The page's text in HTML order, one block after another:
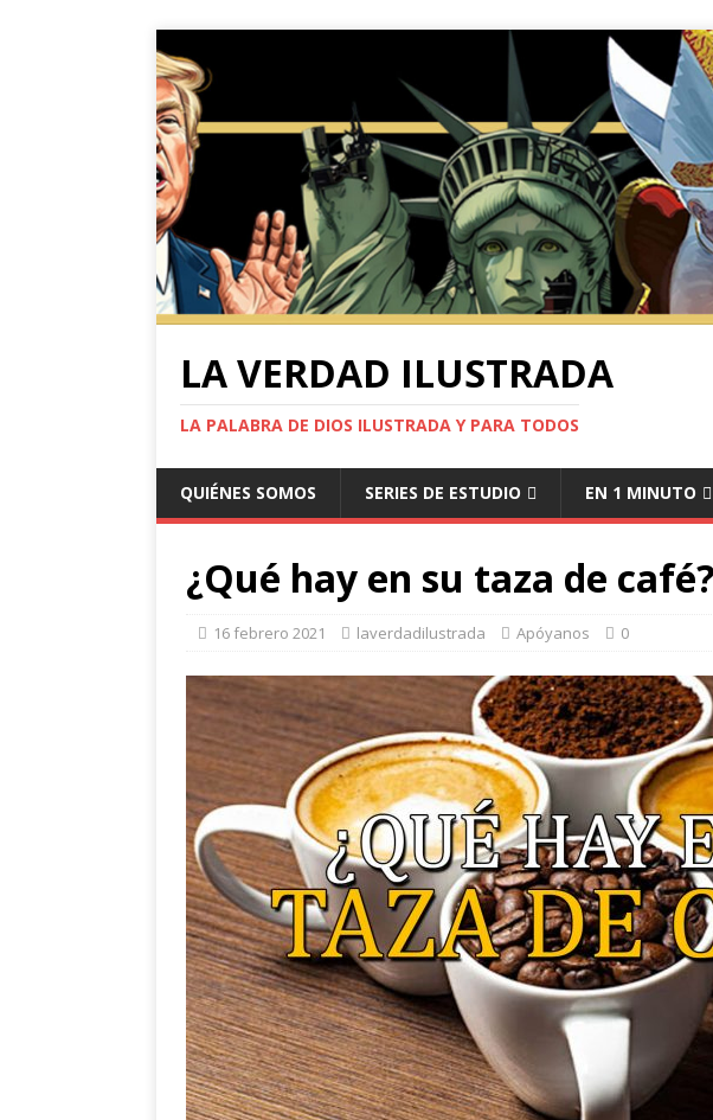
LA VERDAD ILUSTRADA
LA PALABRA DE DIOS ILUSTRADA Y PARA TODOS
QUIÉNES SOMOS SERIES DE ESTUDIO EN 1 MINUTO
¿Qué hay en su taza de café?
16 febrero 2021 laverdadilustrada Apóyanos 0